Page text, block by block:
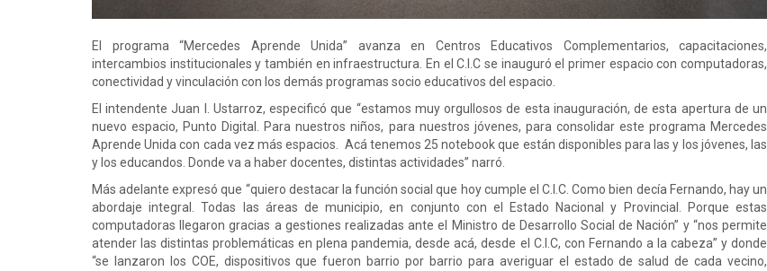
El programa “Mercedes Aprende Unida” avanza en Centros Educativos Complementarios, capacitaciones,
intercambios institucionales y también en infraestructura. En el C.I.C se inauguró el primer espacio con computadoras,
conectividad y vinculación con los demás programas socio educativos del espacio.
El intendente Juan I. Ustarroz, especificó que “estamos muy orgullosos de esta inauguración, de esta apertura de un
nuevo espacio, Punto Digital. Para nuestros niños, para nuestros jóvenes, para consolidar este programa Mercedes
Aprende Unida con cada vez más espacios. Acá tenemos 25 notebook que están disponibles para las y los jóvenes, las
y los educandos. Donde va a haber docentes, distintas actividades” narró.
Más adelante expresó que “quiero destacar la función social que hoy cumple el C.I.C. Como bien decía Fernando, hay un
abordaje integral. Todas las áreas de municipio, en conjunto con el Estado Nacional y Provincial. Porque estas
computadoras llegaron gracias a gestiones realizadas ante el Ministro de Desarrollo Social de Nación” y “nos permite
atender las distintas problemáticas en plena pandemia, desde acá, desde el C.I.C, con Fernando a la cabeza” y donde
“se lanzaron los COE, dispositivos que fueron barrio por barrio para averiguar el estado de salud de cada vecino,